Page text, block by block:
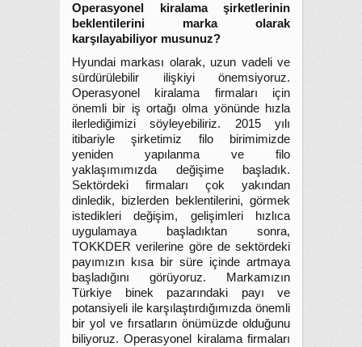
Operasyonel kiralama şirketlerinin
beklentilerini marka olarak
karşılayabiliyor musunuz?
Hyundai markası olarak, uzun vadeli ve
sürdürülebilir ilişkiyi önemsiyoruz.
Operasyonel kiralama firmaları için
önemli bir iş ortağı olma yönünde hızla
ilerlediğimizi söyleyebiliriz. 2015 yılı
itibariyle şirketimiz filo birimimizde
yeniden yapılanma ve filo
yaklaşımımızda değişime başladık.
Sektördeki firmaları çok yakından
dinledik, bizlerden beklentilerini, görmek
istedikleri değişim, gelişimleri hızlıca
uygulamaya başladıktan sonra,
TOKKDER verilerine göre de sektördeki
payımızın kısa bir süre içinde artmaya
başladığını görüyoruz. Markamızın
Türkiye binek pazarındaki payı ve
potansiyeli ile karşılaştırdığımızda önemli
bir yol ve fırsatların önümüzde olduğunu
biliyoruz. Operasyonel kiralama firmaları